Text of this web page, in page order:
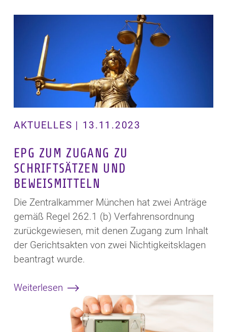
AKTUELLES | 13.11.2023
EPG ZUM ZUGANG ZU
SCHRIFTSÄTZEN UND
BEWEISMITTELN
Die Zentralkammer München hat zwei Anträge
gemäß Regel 262.1 (b) Verfahrensordnung
zurückgewiesen, mit denen Zugang zum Inhalt
der Gerichtsakten von zwei Nichtigkeitsklagen
beantragt wurde.
Weiterlesen